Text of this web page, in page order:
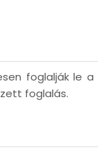
foglalják le
foglalás.